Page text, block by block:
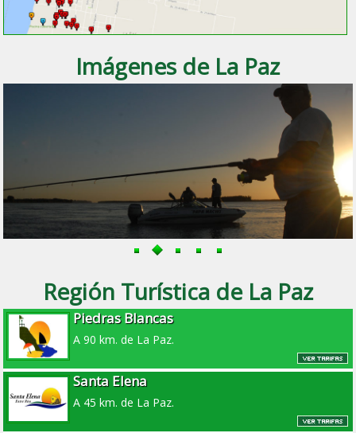
Imágenes de La Paz
Región Turística de La Paz
Piedras Blancas
A 90 km. de La Paz.
Santa Elena
A 45 km. de La Paz.